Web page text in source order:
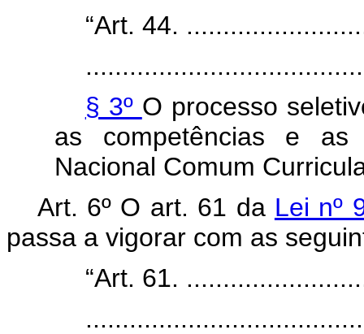
“Art. 44.
§ 3º O processo
as competências e as
Nacional Comum
Art. 6º O art. 61 da Lei nº
passa a vigorar com as
“Art. 61.